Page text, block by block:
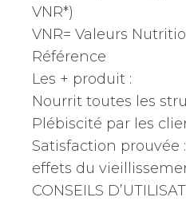
VNR*)
VNR= Valeurs
Référence
Les + produit :
Nourrit toutes les
Plébiscité par les
Satisfaction prouvée
effets du
CONSEILS